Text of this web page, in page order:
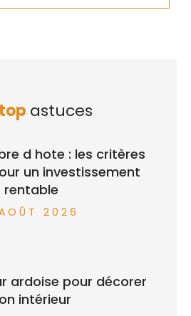
astuces
d hote : les critères
un investissement
rentable
2026
ardoise pour décorer
intérieur